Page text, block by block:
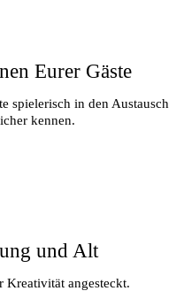
Eurer Gäste
spielerisch in den Austausch
kennen.
und Alt
angesteckt.